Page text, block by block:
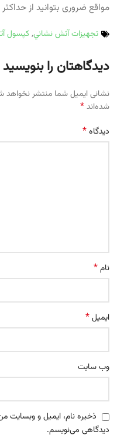
مواقع ضروری بتوانید از
تجهيزات آتش نشاني,کپسول
دیدگاهتان را بنویسید
نشانی ایمیل شما منتشر نخواهد
شده‌اند*
دیدگاه*
نام*
ایمیل*
وب‌ سایت
ذخیره نام، ایمیل و وبسایت
دیدگاهی می‌نویسم.